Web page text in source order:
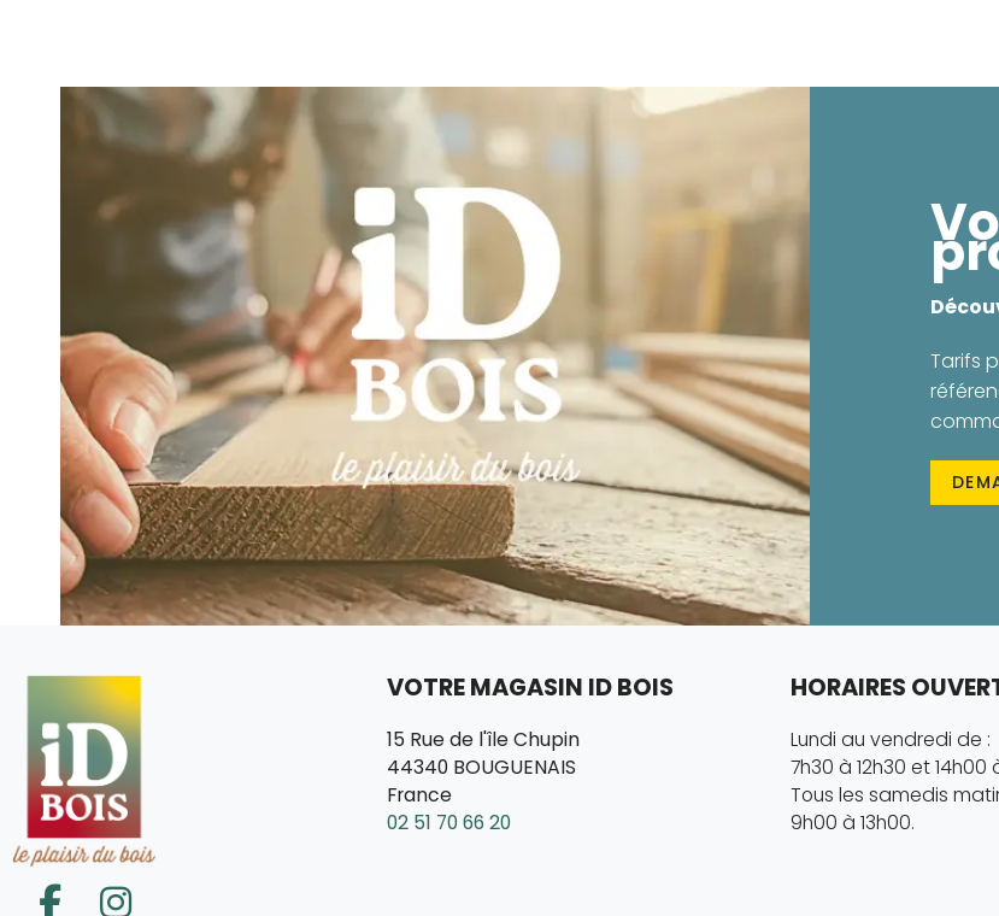
Tarifs
VOTRE MAGASIN ID BOIS
15 Rue de l'île Chupin
44340 BOUGUENAIS
France
02 51 70 66 20
HORAIRES
Lundi au vendredi de :
7h30 à 12h30 et 14h00
Tous les samedis
9h00 à 13h00.